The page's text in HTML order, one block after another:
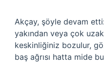
Akçay, şöyle devam
yakından veya çok
keskinliğiniz bozulur,
baş ağrısı hatta mide